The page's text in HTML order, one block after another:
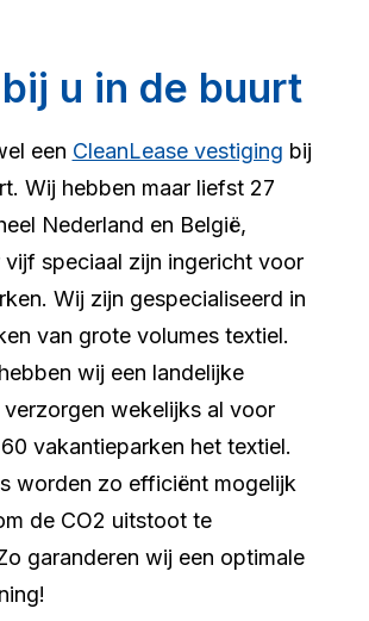
u in de buurt
een CleanLease vestiging bij
Wij hebben maar liefst 27
Nederland en België,
vijf speciaal zijn ingericht voor
Wij zijn gespecialiseerd in
van grote volumes textiel.
wij een landelijke
wekelijks al voor
vakantieparken het textiel.
worden zo efficiënt mogelijk
de CO2 uitstoot te
garanderen wij een optimale